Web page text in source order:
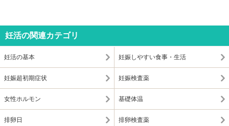
妊活の関連カテゴリ
妊活の基本 妊娠しやすい食事・生活
妊娠超初期症状 妊娠検査薬
女性ホルモン 基礎体温
排卵日 排卵検査薬